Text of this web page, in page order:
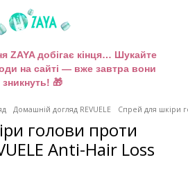
ZAYA добігає кінця… Шукайте
на сайті — вже завтра вони
зникнуть! 🎁
Домашній догляд REVUELE Спрей для шкіри
голови проти
Anti-Hair Loss